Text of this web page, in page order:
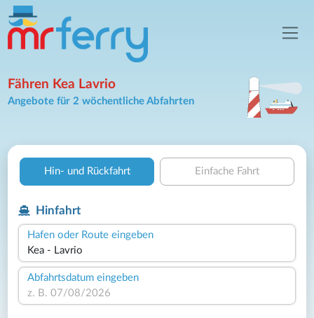
Fähren Kea Lavrio
Angebote für 2 wöchentliche Abfahrten
Hin- und Rückfahrt Einfache Fahrt
Hinfahrt
Hafen oder Route eingeben
Abfahrtsdatum eingeben